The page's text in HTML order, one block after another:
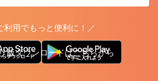
利用でもっと便利に！／
版ダウンロードはこちらから